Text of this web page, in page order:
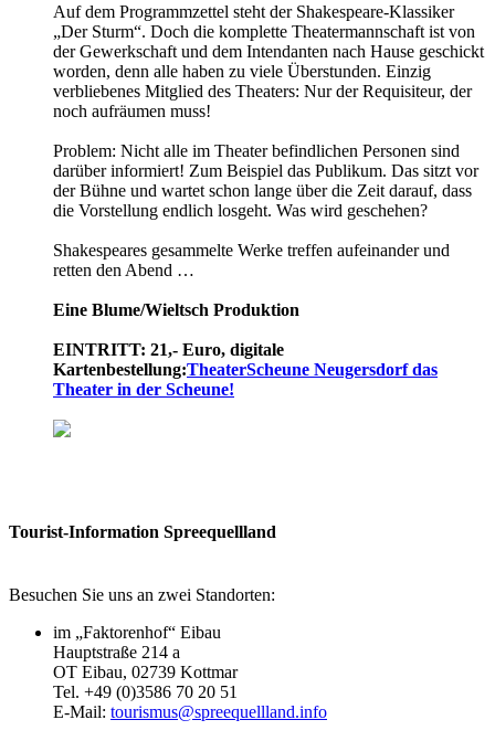
Auf dem Programmzettel steht der Shakespeare-Klassiker
„Der Sturm“. Doch die komplette Theatermannschaft ist von
der Gewerkschaft und dem Intendanten nach Hause geschickt
worden, denn alle haben zu viele Überstunden. Einzig
verbliebenes Mitglied des Theaters: Nur der Requisiteur, der
noch aufräumen muss!
Problem: Nicht alle im Theater befindlichen Personen sind
darüber informiert! Zum Beispiel das Publikum. Das sitzt vor
der Bühne und wartet schon lange über die Zeit darauf, dass
die Vorstellung endlich losgeht. Was wird geschehen?
Shakespeares gesammelte Werke treffen aufeinander und
retten den Abend …
Eine Blume/­Wieltsch Produktion
EINTRITT: 21,- Euro, digitale
Kartenbestellung:TheaterScheune Neugersdorf das
Theater in der Scheune!
Tourist-Information Spreequellland
Besuchen Sie uns an zwei Standorten:
im „Faktorenhof“ Eibau
Hauptstraße 214 a
OT Eibau, 02739 Kottmar
Tel. +49 (0)3586 70 20 51
E-Mail: tourismus@spreequellland.info